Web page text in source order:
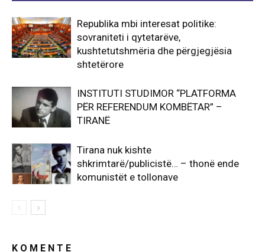
Republika mbi interesat politike:
sovraniteti i qytetarëve,
kushtetutshmëria dhe përgjegjësia
shtetërore
INSTITUTI STUDIMOR “PLATFORMA
PËR REFERENDUM KOMBËTAR” –
TIRANË
Tirana nuk kishte
shkrimtarë/publicistë… – thonë ende
komunistët e tollonave
K O M E N T E